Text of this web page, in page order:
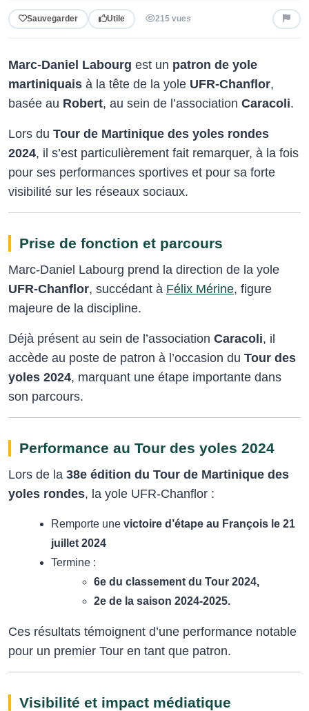
Sauvegarder Utile 215 vues
Marc‑Daniel Labourg est un patron de yole
martiniquais à la tête de la yole UFR‑Chanflor,
basée au Robert, au sein de l’association Caracoli.
Lors du Tour de Martinique des yoles rondes
2024, il s’est particulièrement fait remarquer, à la fois
pour ses performances sportives et pour sa forte
visibilité sur les réseaux sociaux.
Prise de fonction et parcours
Marc‑Daniel Labourg prend la direction de la yole
UFR‑Chanflor, succédant à Félix Mérine, figure
majeure de la discipline.
Déjà présent au sein de l’association Caracoli, il
accède au poste de patron à l’occasion du Tour des
yoles 2024, marquant une étape importante dans
son parcours.
Performance au Tour des yoles 2024
Lors de la 38e édition du Tour de Martinique des
yoles rondes, la yole UFR‑Chanflor :
Remporte une victoire d’étape au François le 21
juillet 2024
Termine :
6e du classement du Tour 2024,
2e de la saison 2024‑2025.
Ces résultats témoignent d’une performance notable
pour un premier Tour en tant que patron.
Visibilité et impact médiatique